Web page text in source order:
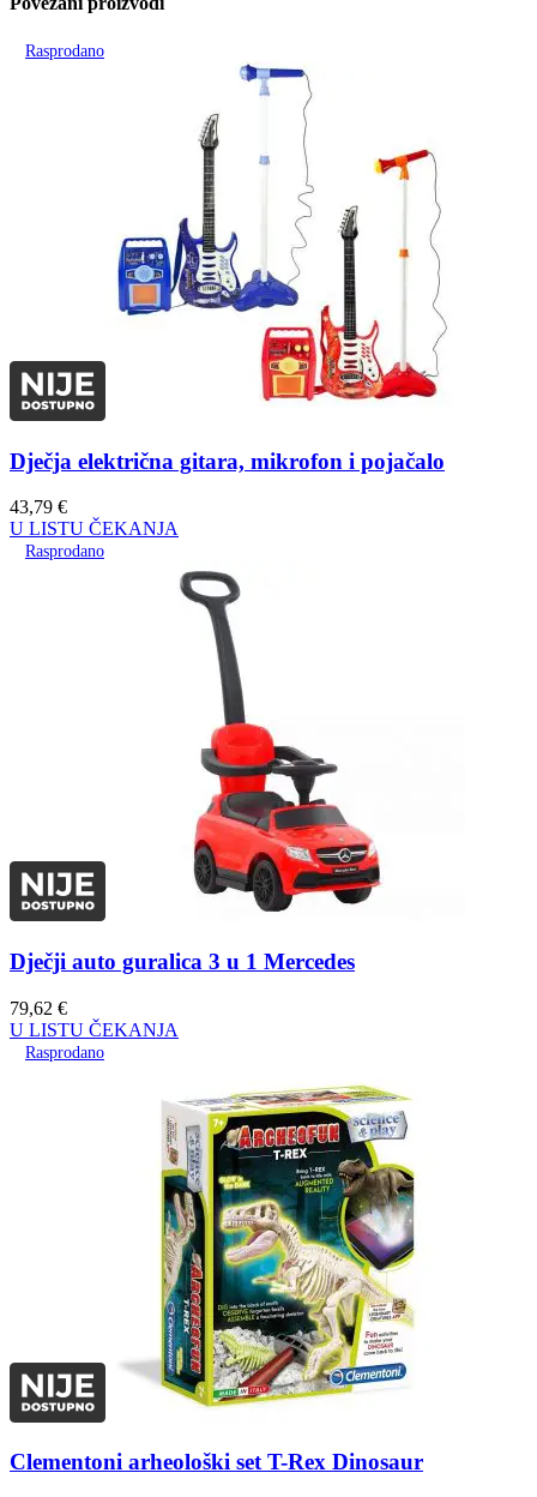
Rasprodano
Dječja električna gitara, mikrofon i pojačalo
43,79 €
U LISTU ČEKANJA
Rasprodano
Dječji auto guralica 3 u 1 Mercedes
79,62 €
U LISTU ČEKANJA
Rasprodano
Clementoni arheološki set T-Rex Dinosaur